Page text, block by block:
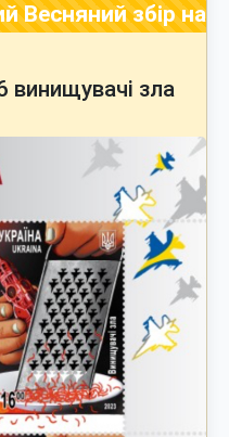
Весняний збір на
винищувачі зла